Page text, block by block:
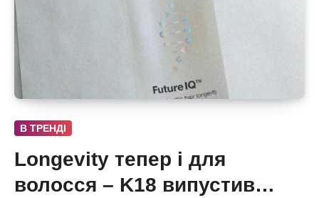
В ТРЕНДІ
Longevity тепер і для
волосся – K18 випустив